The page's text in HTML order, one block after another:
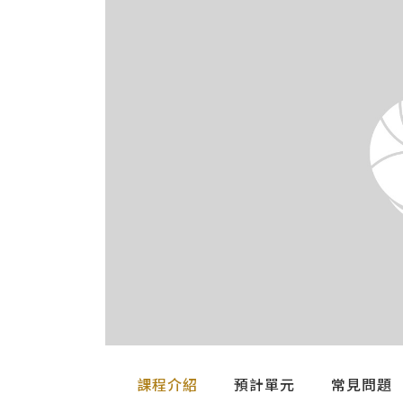
課程介紹 預計單元 常見問題